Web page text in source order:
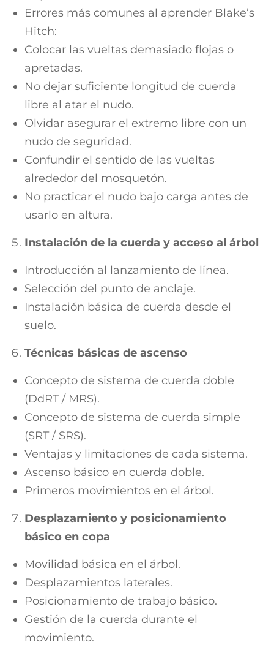
Errores más comunes al aprender Blake’s
Hitch:
Colocar las vueltas demasiado flojas o
apretadas.
No dejar suficiente longitud de cuerda
libre al atar el nudo.
Olvidar asegurar el extremo libre con un
nudo de seguridad.
Confundir el sentido de las vueltas
alrededor del mosquetón.
No practicar el nudo bajo carga antes de
usarlo en altura.
Instalación de la cuerda y acceso al árbol
Introducción al lanzamiento de línea.
Selección del punto de anclaje.
Instalación básica de cuerda desde el
suelo.
Técnicas básicas de ascenso
Concepto de sistema de cuerda doble
(DdRT / MRS).
Concepto de sistema de cuerda simple
(SRT / SRS).
Ventajas y limitaciones de cada sistema.
Ascenso básico en cuerda doble.
Primeros movimientos en el árbol.
Desplazamiento y posicionamiento
básico en copa
Movilidad básica en el árbol.
Desplazamientos laterales.
Posicionamiento de trabajo básico.
Gestión de la cuerda durante el
movimiento.